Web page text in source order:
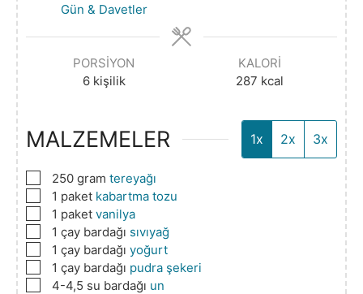
Gün & Davetler
PORSIYON
6 kişilik
KALORI
287 kcal
MALZEMELER 1x 2x 3x
▢
250 gram tereyağı
▢1 paket kabartma tozu
▢1 paket vanilya
▢1 çay bardağı sıvıyağ
▢1 çay bardağı yoğurt
▢1 çay bardağı pudra şekeri
▢
4-4,5 su bardağı un